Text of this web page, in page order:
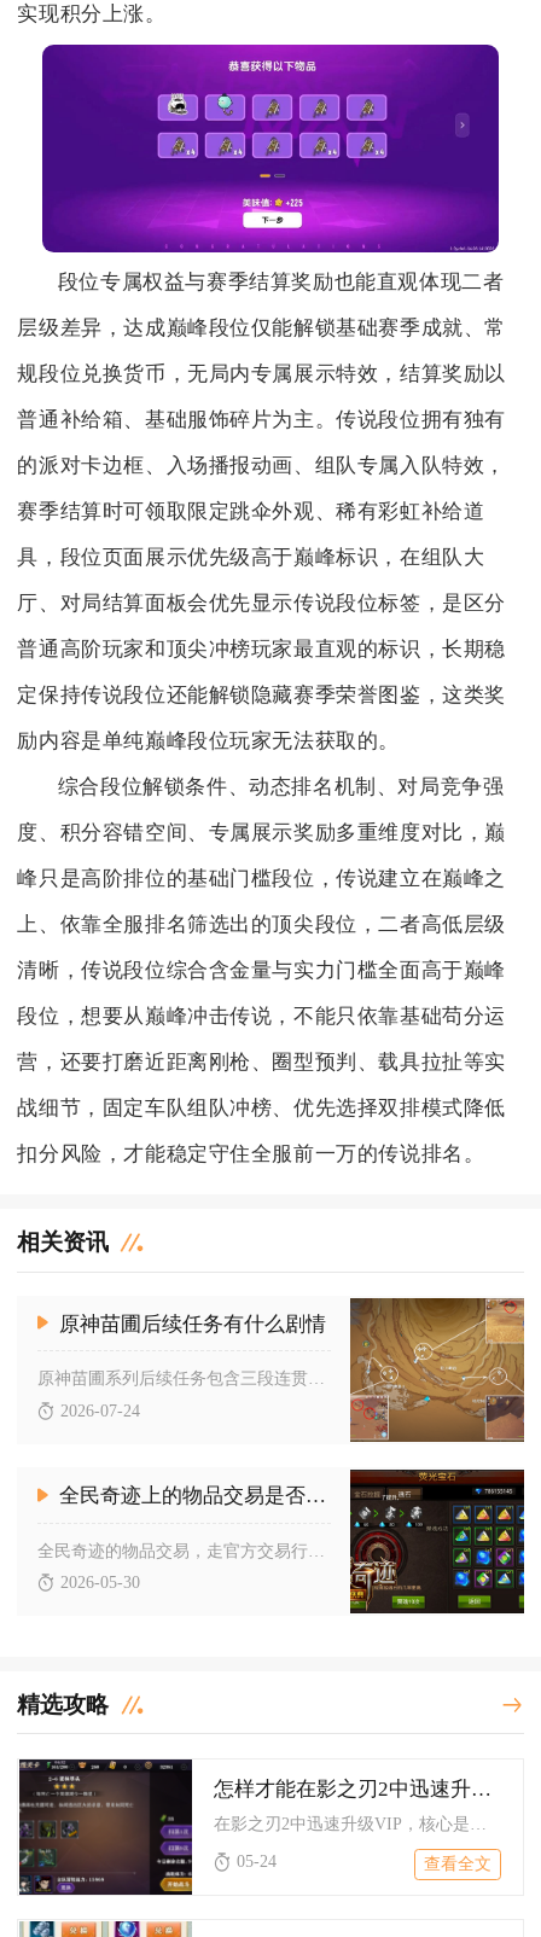
实现积分上涨。
段位专属权益与赛季结算奖励也能直观体现二者
层级差异，达成巅峰段位仅能解锁基础赛季成就、常
规段位兑换货币，无局内专属展示特效，结算奖励以
普通补给箱、基础服饰碎片为主。传说段位拥有独有
的派对卡边框、入场播报动画、组队专属入队特效，
赛季结算时可领取限定跳伞外观、稀有彩虹补给道
具，段位页面展示优先级高于巅峰标识，在组队大
厅、对局结算面板会优先显示传说段位标签，是区分
普通高阶玩家和顶尖冲榜玩家最直观的标识，长期稳
定保持传说段位还能解锁隐藏赛季荣誉图鉴，这类奖
励内容是单纯巅峰段位玩家无法获取的。
综合段位解锁条件、动态排名机制、对局竞争强
度、积分容错空间、专属展示奖励多重维度对比，巅
峰只是高阶排位的基础门槛段位，传说建立在巅峰之
上、依靠全服排名筛选出的顶尖段位，二者高低层级
清晰，传说段位综合含金量与实力门槛全面高于巅峰
段位，想要从巅峰冲击传说，不能只依靠基础苟分运
营，还要打磨近距离刚枪、圈型预判、载具拉扯等实
战细节，固定车队组队冲榜、优先选择双排模式降低
扣分风险，才能稳定守住全服前一万的传说排名。
相关资讯
原神苗圃后续任务有什么剧情
原神苗圃系列后续任务包含三段连贯剧情，分别对应世界任务新蓓萌...
2026-07-24
全民奇迹上的物品交易是否有保障
2026-05-30
精选攻略
怎样才能在影之刃2中迅速升级vip
05-24
查看全文